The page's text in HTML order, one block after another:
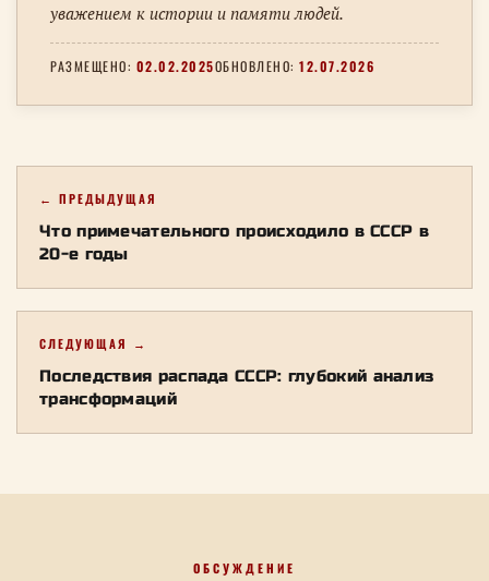
уважением к истории и памяти людей.
РАЗМЕЩЕНО: 02.02.2025ОБНОВЛЕНО: 12.07.2026
← ПРЕДЫДУЩАЯ
Что примечательного происходило в СССР в
20-е годы
СЛЕДУЮЩАЯ →
Последствия распада СССР: глубокий анализ
трансформаций
ОБСУЖДЕНИЕ